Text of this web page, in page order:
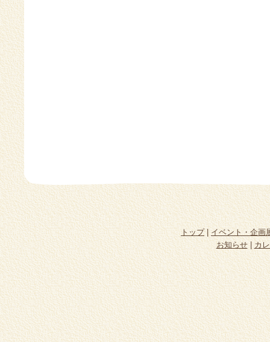
トップ|イベント・企画
お知らせ| カ